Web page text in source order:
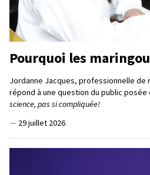
Pourquoi les
Jordanne Jacques, professionnelle de
répond à une question du public posée
science, pas si compliquée!
— 29 juillet 2026